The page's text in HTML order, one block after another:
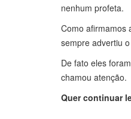
nenhum profeta.
Como afirmamos
sempre advertiu
De fato eles
chamou atenção.
Quer continuar